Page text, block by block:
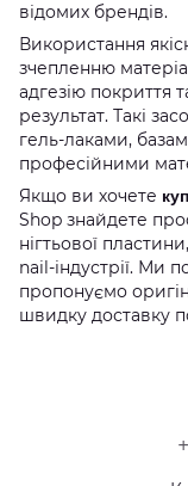
відомих брендів.
Використання
зчепленню
адгезію покриття
результат. Такі
гель-лаками,
професійними
Якщо ви хочете
Shop знайдете
нігтьової
nail-індустрії. Ми
пропонуємо
швидку доставку